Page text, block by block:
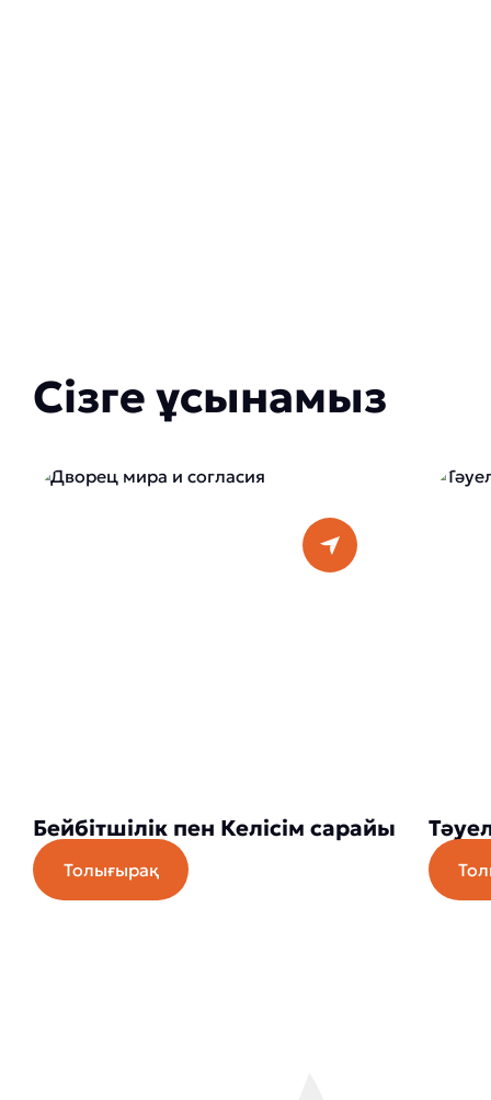
Сізге ұсынамыз
Бейбітшілік пен Келісім сарайы
Толығырақ